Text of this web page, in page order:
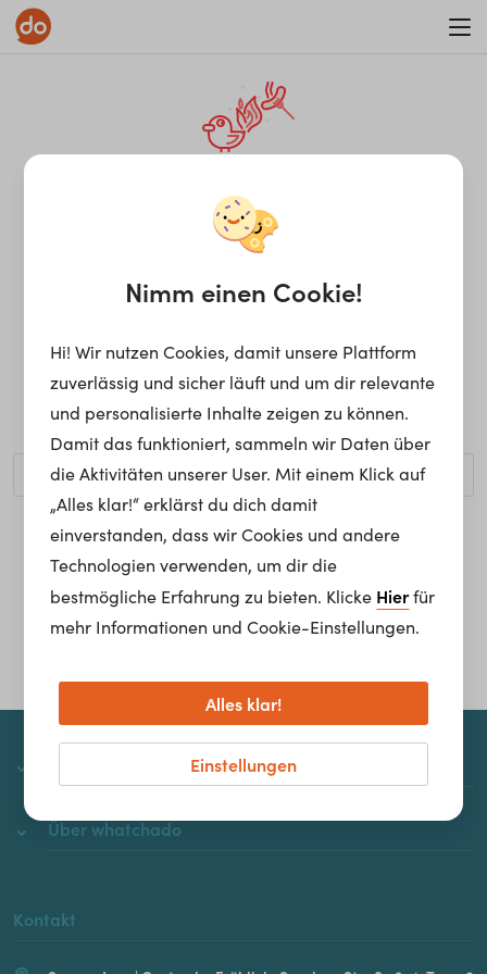
¡Ay, caramba! Seite nicht
gefunden.
Ups, die gewünschte Seite kann nicht gefunden werden.
Möchtest du nach einem bestimmten Begriff suchen?
Homepage
Über whatchado
Kontakt
Nimm einen Cookie!
Hi! Wir nutzen Cookies, damit unsere Plattform
zuverlässig und sicher läuft und um dir relevante
und personalisierte Inhalte zeigen zu können.
Damit das funktioniert, sammeln wir Daten über
die Aktivitäten unserer User. Mit einem Klick auf
„Alles klar!“ erklärst du dich damit
einverstanden, dass wir Cookies und andere
Technologien verwenden, um dir die
bestmögliche Erfahrung zu bieten. Klicke Hierfür
mehr Informationen und Cookie-Einstellungen.
Einstellungen
Alles klar!